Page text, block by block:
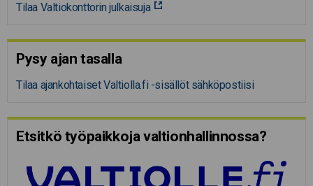
Tilaa Valtiokonttorin julkaisuja
Pysy ajan tasalla
Tilaa ajankohtaiset Valtiolla.fi -sisällöt sähköpostiisi
Etsitkö työpaikkoja valtion­hal­lin­nossa?